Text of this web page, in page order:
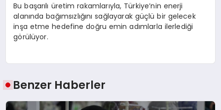
Bu başarılı üretim rakamlarıyla, Türkiye’nin enerji
alanında bağımsızlığını sağlayarak güçlü bir gelecek
inşa etme hedefine doğru emin adımlarla ilerlediği
görülüyor.
Benzer Haberler